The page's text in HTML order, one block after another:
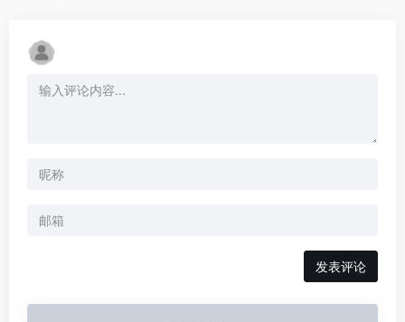
发表评论